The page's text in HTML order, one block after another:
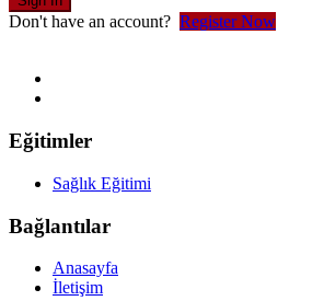
Don't have an account? Register Now
Eğitimler
Sağlık Eğitimi
Bağlantılar
Anasayfa
İletişim